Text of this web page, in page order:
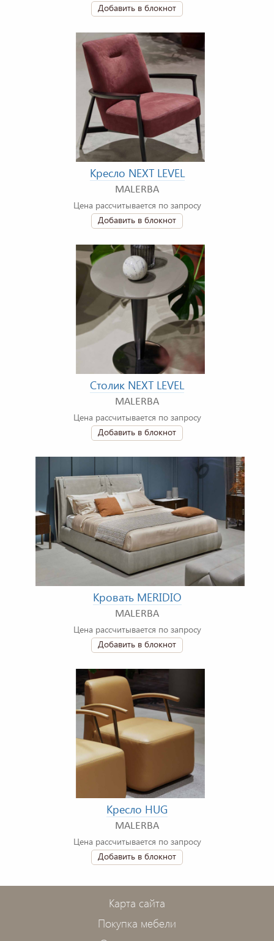
Добавить в блокнот
Кресло NEXT LEVEL
MALERBA
Цена рассчитывается по запросу
Добавить в блокнот
Столик NEXT LEVEL
MALERBA
Цена рассчитывается по запросу
Добавить в блокнот
Кровать MERIDIO
MALERBA
Цена рассчитывается по запросу
Добавить в блокнот
Кресло HUG
MALERBA
Цена рассчитывается по запросу
Добавить в блокнот
Карта сайта
Покупка мебели